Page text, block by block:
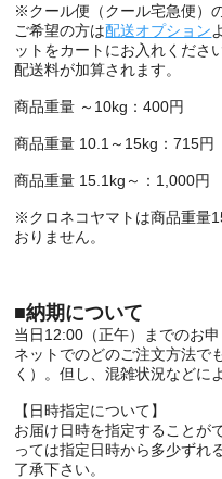
※クール便（クール宅急便）
ご希望の方は配送オプション
ットをカートにお入れくださ
配送料が加算されます。
商品重量 ～10kg：400円
商品重量 10.1～15kg：715円
商品重量 15.1kg～：1,000円
※クロネコヤマトは商品重量
おりません。
■納期について
当日12:00（正午）までのお
ネットでのどのご注文方法で
く）。但し、混雑状況などに
【日時指定について】
お届け日時を指定することが
っては指定日時から多少ずれ
了承下さい。